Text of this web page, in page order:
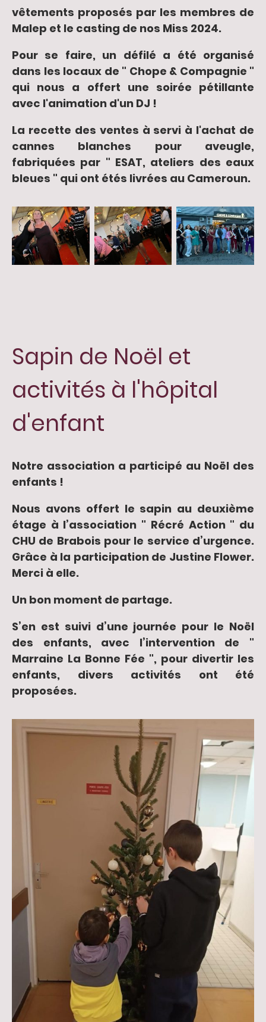
vêtements proposés par les membres de
Malep et le casting de nos Miss 2024.
Pour se faire, un défilé a été organisé
dans les locaux de " Chope & Compagnie "
qui nous a offert une soirée pétillante
avec l'animation d'un DJ !
La recette des ventes à servi à l'achat de
cannes blanches pour aveugle,
fabriquées par " ESAT, ateliers des eaux
bleues " qui ont étés livrées au Cameroun.
Sapin de Noël et
activités à l'hôpital
d'enfant
Notre association a participé au Noël des
enfants !
Nous avons offert le sapin au deuxième
étage à l’association " Récré Action " du
CHU de Brabois pour le service d’urgence.
Grâce à la participation de Justine Flower.
Merci à elle.
Un bon moment de partage.
S’en est suivi d’une journée pour le Noël
des enfants, avec l’intervention de "
Marraine La Bonne Fée ", pour divertir les
enfants, divers activités ont été
proposées.